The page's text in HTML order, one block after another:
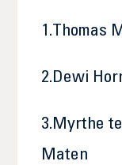
1.Thomas
2.Dewi
3.Myrthe
Maten